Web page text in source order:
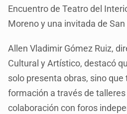
Encuentro de Teatro del
Moreno y una invitada de
Allen Vladimir Gómez Ruiz,
Cultural y Artístico, destacó
solo presenta obras, sino
formación a través de
colaboración con foros